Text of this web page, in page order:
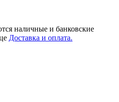
наличные и банковские
Доставка и оплата.